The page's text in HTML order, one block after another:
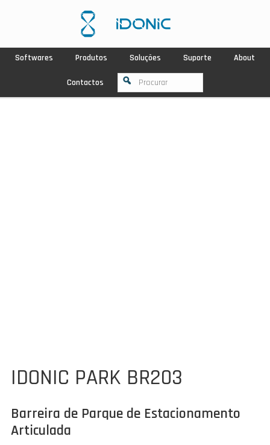
Softwares Produtos Soluções Suporte About
Contactos
IDONIC PARK BR203
Barreira de Parque de Estacionamento
Articulada